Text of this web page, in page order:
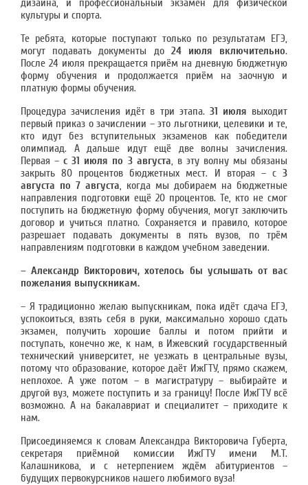
дизайна, и профессиональный экзамен для физической
культуры и спорта.
Те ребята, которые поступают только по результатам ЕГЭ,
могут подавать документы до 24 июля включительно.
После 24 июля прекращается приём на дневную бюджетную
форму обучения и продолжается приём на заочную и
платную формы обучения.
Процедура зачисления идёт в три этапа. 31 июля выходит
первый приказ о зачислении – это льготники, целевики и те,
кто идут без вступительных экзаменов как победители
олимпиад. А дальше идут ещё две волны зачисления.
Первая –с 31 июля по 3 августа, в эту волну мы обязаны
закрыть 80 процентов бюджетных мест. И вторая – с 3
августа по 7 августа, когда мы добираем на бюджетные
направления подготовки ещё 20 процентов. Те, кто не смог
поступить на бюджетную форму обучения, могут заключить
договор и учиться платно. Сохраняется и правило, которое
разрешает подавать документы в пять вузов, по трём
направлениям подготовки в каждом учебном заведении.
– Александр Викторович, хотелось бы услышать от вас
пожелания выпускникам.
– Я традиционно желаю выпускникам, пока идёт сдача ЕГЭ,
успокоиться, взять себя в руки, максимально хорошо сдать
экзамен, получить хорошие баллы и потом прийти и
поступать, конечно же, к нам, в Ижевский государственный
технический университет, не уезжать в центральные вузы,
потому что образование, которое даёт ИжГТУ, прямо скажем,
неплохое. А уже потом – в магистратуру – выбирайте и
другой вуз, можете поступить и за границу! После ИжГТУ всё
возможно. А на бакалавриат и специалитет – приходите к
нам.
Присоединяемся к словам Александра Викторовича Губерта,
секретаря приёмной комиссии ИжГТУ имени М.Т.
Калашникова, и с нетерпением ждём абитуриентов –
будущих первокурсников нашего любимого вуза!